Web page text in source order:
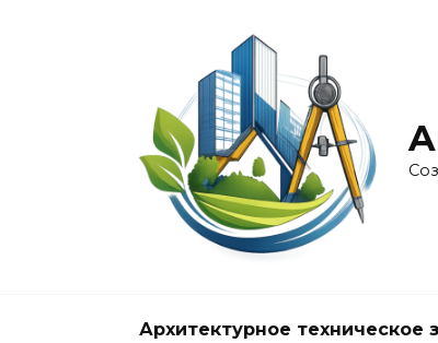
Архитектурное техническое